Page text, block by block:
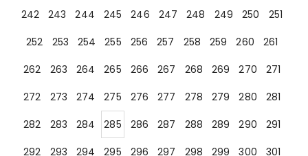
242
243 244 245 246 247 248 249 250
251
252
253 254 255 256 257 258 259 260
261
262
263 264 265 266 267 268 269 270
271
272
273 274 275 276 277 278 279 280
281
282
283 284 285 286 287 288 289 290
291
292
293 294 295 296 297 298 299 300 301